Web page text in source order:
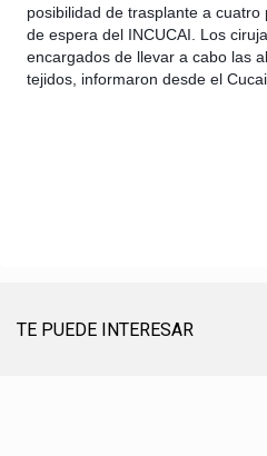
posibilidad de trasplante a
de espera del INCUCAI. Los
encargados de llevar a cabo las
tejidos, informaron desde el
TE PUEDE INTERESAR